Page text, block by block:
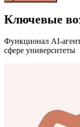
Ключевые
Функционал AI-
сфере университеты